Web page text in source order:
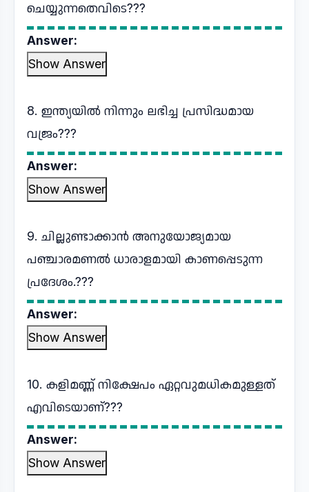
ചെയ്യുന്നതെവിടെ???
Answer:
Show Answer
8. ഇന്ത്യയിൽ നിന്നും ലഭിച്ച പ്രസിദ്ധമായ
വജ്രം???
Answer:
Show Answer
9. ചില്ലുണ്ടാക്കാൻ അനുയോജ്യമായ
പഞ്ചാരമണൽ ധാരാളമായി കാണപ്പെടുന്ന
പ്രദേശം.???
Answer:
Show Answer
10. കളിമണ്ണ് നിക്ഷേപം ഏറ്റവുമധികമുള്ളത്
എവിടെയാണ്???
Answer:
Show Answer